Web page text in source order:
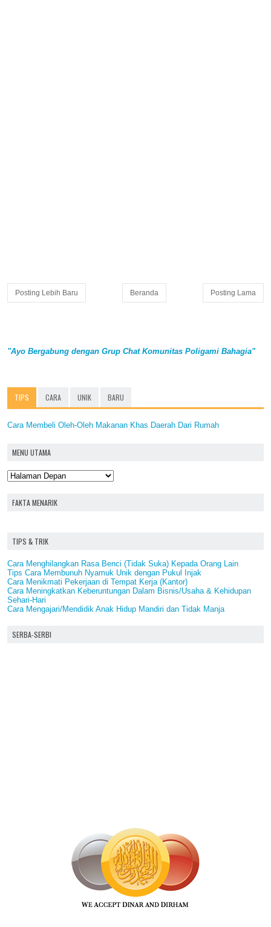
Posting Lebih Baru Posting Lama
Beranda
"Ayo Bergabung dengan Grup Chat Komunitas Poligami Bahagia"
TIPS CARA UNIK BARU
Cara Membeli Oleh-Oleh Makanan Khas Daerah Dari Rumah
MENU UTAMA
FAKTA MENARIK
TIPS & TRIK
Cara Menghilangkan Rasa Benci (Tidak Suka) Kepada Orang Lain
Tips Cara Membunuh Nyamuk Unik dengan Pukul Injak
Cara Menikmati Pekerjaan di Tempat Kerja (Kantor)
Cara Meningkatkan Keberuntungan Dalam Bisnis/Usaha & Kehidupan
Sehari-Hari
Cara Mengajari/Mendidik Anak Hidup Mandiri dan Tidak Manja
SERBA-SERBI